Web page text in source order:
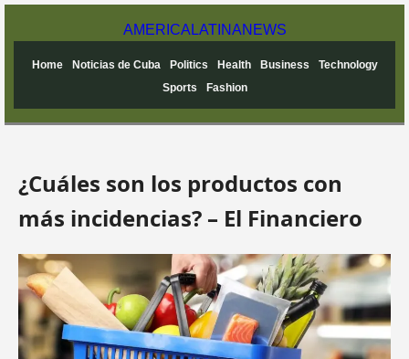
AMERICA LATINANEWS
Home Noticias de Cuba Politics Health Business
Technology
Sports
Fashion
¿Cuáles son los productos con
más incidencias? – El Financiero